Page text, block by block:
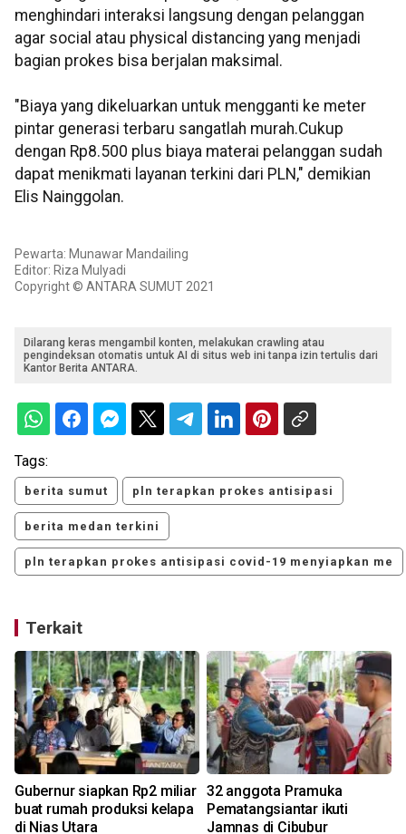
menghindari interaksi langsung dengan pelanggan
agar social atau physical distancing yang menjadi
bagian prokes bisa berjalan maksimal.
"Biaya yang dikeluarkan untuk mengganti ke meter
pintar generasi terbaru sangatlah murah.Cukup
dengan Rp8.500 plus biaya materai pelanggan sudah
dapat menikmati layanan terkini dari PLN," demikian
Elis Nainggolan.
Pewarta: Munawar Mandailing
Editor: Riza Mulyadi
Copyright © ANTARA SUMUT 2021
Dilarang keras mengambil konten, melakukan crawling atau
pengindeksan otomatis untuk AI di situs web ini tanpa izin tertulis dari
Kantor Berita ANTARA.
Tags:
berita sumut pln terapkan prokes antisipasi
berita medan terkini
pln terapkan prokes antisipasi covid-19 menyiapkan me
Terkait
Gubernur siapkan Rp2 miliar
buat rumah produksi kelapa
di Nias Utara
32 anggota Pramuka
Pematangsiantar ikuti
Jamnas di Cibubur